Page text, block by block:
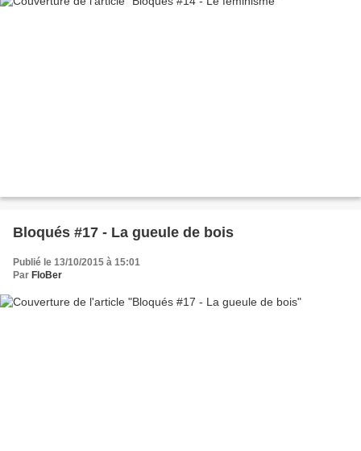
Bloqués #17 - La gueule de bois
Publié le 13/10/2015 à 15:01
Par FloBer